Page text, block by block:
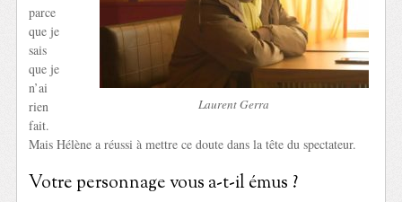
Laurent Gerra
parce
que je
sais
que je
n’ai
rien
fait.
Mais Hélène a réussi à mettre ce doute dans la tête du spectateur.
Votre personnage vous a-t-il émus ?